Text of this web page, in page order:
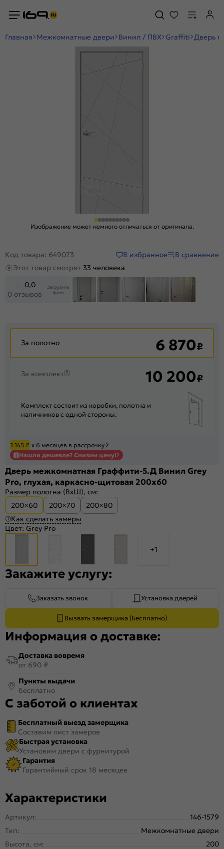
Главная Межкомнатные двери Винил / ПВХ Graffiti Дверь
Изображение может немного отличаться от оригинала.
Код товара: 649073 В избранное
В сравнение
Этот товар смотрят 33 человека
0,0
0 отзывов
Загрузить
фото
За полотно 6 870₽
За комплект 10 200₽
Комплект состоит из коробки, полотна и
наличников с одной стороны.
1 145 ₽ х 6 месяцев в рассрочку
Нашли дешевле? Снизим цену!
Дверь межкомнатная Граффити-5.Д Винил Grey
Pro, глухая, каркасно-щитовая 200x60
Размер полотна (ВхШ), см:
200×60
200×70
200×80
Как сделать замеры
Цвет: Grey Pro
+1
Закажите услугу:
Заказать звонок Установка дверей
Вызвать замерщика (Бесплатно)
Информация о доставке:
Доставка вовремя
от 690 ₽
Пункты выдачи
бесплатно
С заботой о клиентах
Бесплатный выезд замерщика
Составим лист замеров
Быстрая установка
Установим двери с фурнитурой
Гарантия
Гарантийный срок 18 месяцев
Характеристики
Артикул:
146-1579
Тип:
Межкомнатные двери
Высота, см:
200